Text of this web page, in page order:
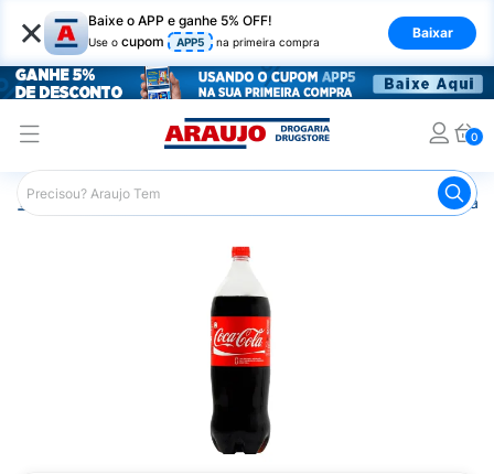
× Baixe o APP e ganhe 5% OFF!
Use o cupom APP5 na primeira compra
Baixar
0
Araujo Mercado